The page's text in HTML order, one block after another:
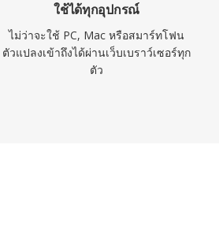
ใช้ได้ทุกอุปกรณ์
ไม่ว่าจะใช้ PC, Mac หรือสมาร์ทโฟน
ตัวแปลงเข้าถึงได้ผ่านเว็บเบราว์เซอร์ทุก
ตัว